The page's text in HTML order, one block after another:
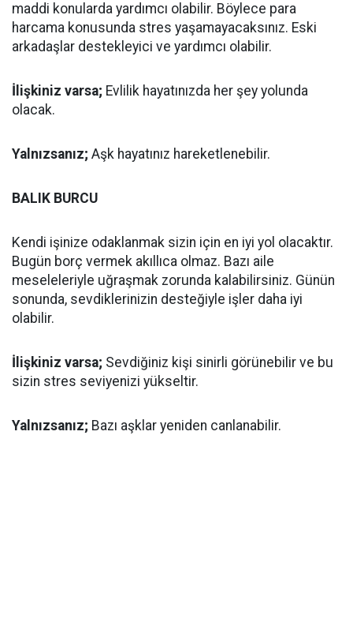
maddi konularda yardımcı olabilir. Böylece para
harcama konusunda stres yaşamayacaksınız. Eski
arkadaşlar destekleyici ve yardımcı olabilir.
İlişkiniz varsa; Evlilik hayatınızda her şey yolunda
olacak.
Yalnızsanız; Aşk hayatınız hareketlenebilir.
BALIK BURCU
Kendi işinize odaklanmak sizin için en iyi yol olacaktır.
Bugün borç vermek akıllıca olmaz. Bazı aile
meseleleriyle uğraşmak zorunda kalabilirsiniz. Günün
sonunda, sevdiklerinizin desteğiyle işler daha iyi
olabilir.
İlişkiniz varsa; Sevdiğiniz kişi sinirli görünebilir ve bu
sizin stres seviyenizi yükseltir.
Yalnızsanız; Bazı aşklar yeniden canlanabilir.